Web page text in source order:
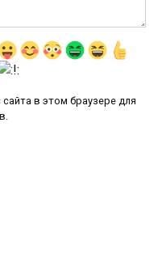
в этом браузере для